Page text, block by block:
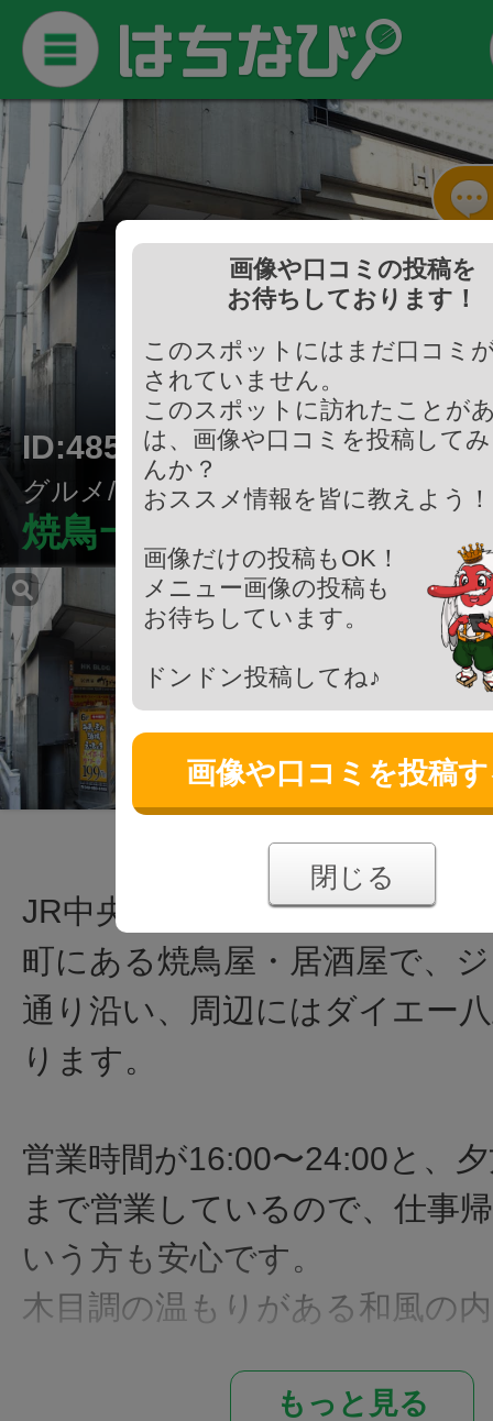
ID:485119
グルメ/焼鳥・串料理
焼鳥一休 八王子店
JR中央線 八王子駅北口から徒
町にある焼鳥屋・居酒屋で、
通り沿い、周辺にはダイエー
ります。
営業時間が16:00〜24:00と、
まで営業しているので、仕事
いう方も安心です。
木目調の温もりがある和風の
もっと見る
画像や口コミの投稿を
お待ちしております！
このスポットにはまだ口コミ
されていません。
このスポットに訪れたことが
は、画像や口コミを投稿して
んか？
おススメ情報を皆に教えよう
画像だけの投稿もOK！
メニュー画像の投稿も
お待ちしています。
ドンドン投稿してね♪
画像や口コミを投稿
閉じる